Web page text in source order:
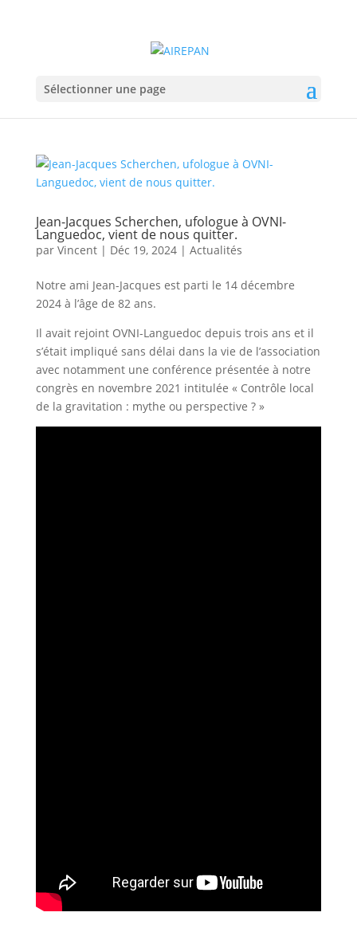
Sélectionner une page
Jean-Jacques Scherchen, ufologue à OVNI-
Languedoc, vient de nous quitter.
par Vincent| Déc 19, 2024| Actualités
Notre ami Jean-Jacques est parti le 14 décembre
2024 à l’âge de 82 ans.
Il avait rejoint OVNI-Languedoc depuis trois ans et il
s’était impliqué sans délai dans la vie de l’association
avec notamment une conférence présentée à notre
congrès en novembre 2021 intitulée « Contrôle local
de la gravitation : mythe ou perspective ? »